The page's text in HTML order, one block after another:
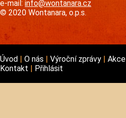
e-mail: info@wontanara.cz
© 2020 Wontanara, o.p.s.
Úvod O nás Výroční zprávy Akce
Kontakt
Přihlásit